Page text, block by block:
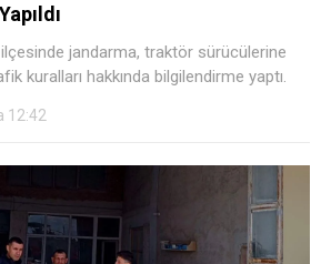
ilçesinde jandarma, traktör sürücülerine
kuralları hakkında bilgilendirme yaptı.
12:42